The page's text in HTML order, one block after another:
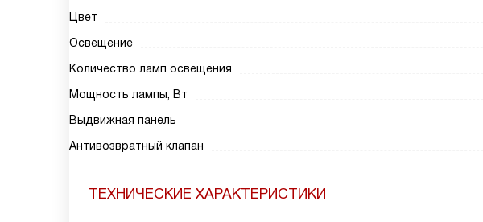
Цвет
Освещение
Количество ламп освещения
Мощность лампы, Вт
Выдвижная панель
Антивозвратный клапан
ТЕХНИЧЕСКИЕ ХАРАКТЕРИСТИКИ